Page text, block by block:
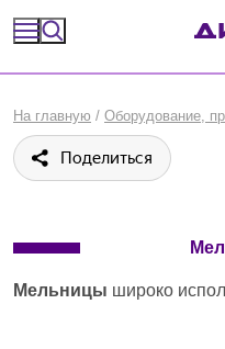
Оборудование, приборы
Химические реактивы,
Предметный указатель
На главную / Оборудование,
Поделиться
Мельницы широко используются для предварительного, тонкого и сверхтонкого измельчения различных материалов. Получение